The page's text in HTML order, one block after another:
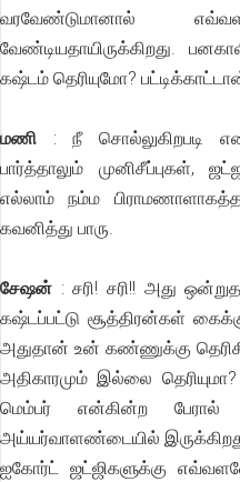
வரவேண்டுமானால்
வேண்டியதாயிருக்கிறது.
கஷ்டம் தெரியுமோ?
மணி : நீ சொல்லுகிறபடி
பார்த்தாலும் முனிசீப்புகள்,
எல்லாம் நம்ம
கவனித்து பாரு.
சேஷன் : சரி! சரி!! அது
கஷ்டப்பட்டு சூத்திரன்கள்
அதுதான் உன் கண்ணுக்கு
அதிகாரமும் இல்லை
மெம்பர் என்கின்ற பேரால்
அய்யர்வாளண்டையில்
ஐகோர்ட் ஜட்ஜிகளுக்கு